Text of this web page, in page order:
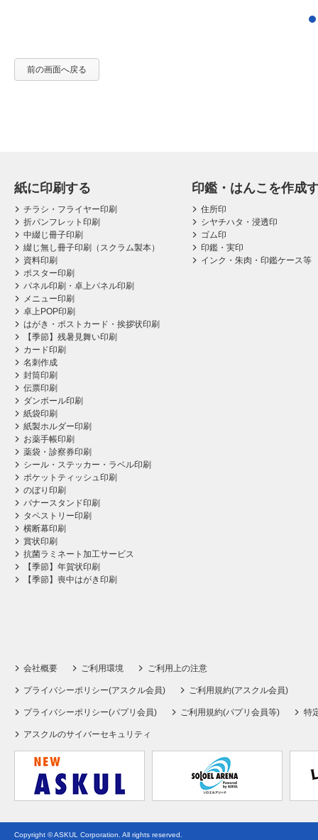
前の画面へ戻る
紙に印刷する
チラシ・フライヤー印刷
折パンフレット印刷
中綴じ冊子印刷
綴じ無し冊子印刷（スクラム製本）
資料印刷
ポスター印刷
パネル印刷・卓上パネル印刷
メニュー印刷
卓上POP印刷
はがき・ポストカード・挨拶状印刷
【季節】残暑見舞い印刷
カード印刷
名刺作成
封筒印刷
伝票印刷
ダンボール印刷
紙袋印刷
紙製ホルダー印刷
お薬手帳印刷
薬袋・診察券印刷
シール・ステッカー・ラベル印刷
ポケットティッシュ印刷
のぼり印刷
バナースタンド印刷
タペストリー印刷
横断幕印刷
賞状印刷
抗菌ラミネート加工サービス
【季節】年賀状印刷
【季節】喪中はがき印刷
印鑑・はんこを作成
住所印
シヤチハタ・浸透印
ゴム印
印鑑・実印
インク・朱肉・印鑑ケース等
会社概要 ご利用環境 ご利用上の注意
プライバシーポリシー(アスクル会員) ご利用規約(アスクル会員)
プライバシーポリシー(パプリ会員) ご利用規約(パプリ会員等) 特
アスクルのサイバーセキュリティ
Copyright © ASKUL Corporation. All rights reserved.